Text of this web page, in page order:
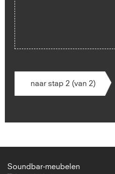
naar stap 2 (van 2)
Soundbar-meubelen